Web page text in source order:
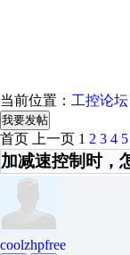
当前位置： 工控论坛
我要发帖
首页 上一页 1 2 3 4 5
加减速控制时，
coolzhpfree